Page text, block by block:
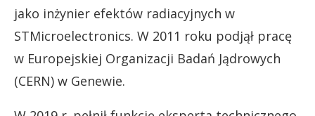
jako inżynier efektów radiacyjnych w
STMicroelectronics. W 2011 roku podjął pracę
w Europejskiej Organizacji Badań Jądrowych
(CERN) w Genewie.